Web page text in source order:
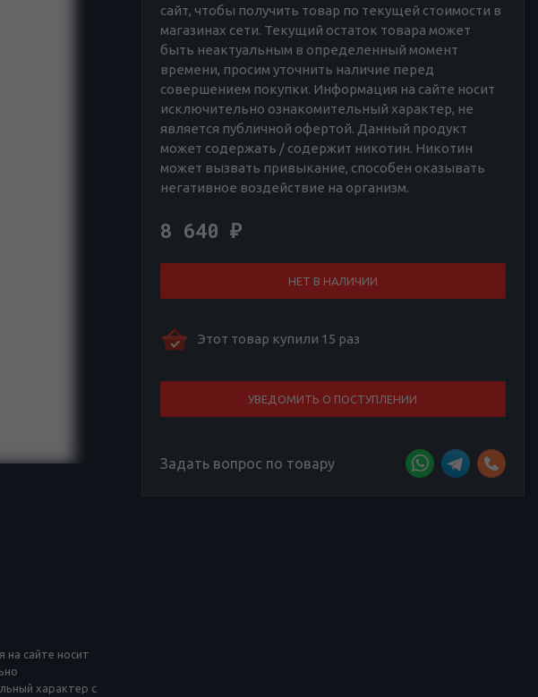
сайт, чтобы получить товар по текущей стоимости в
магазинах сети. Текущий остаток товара может
быть неактуальным в определенный момент
времени, просим уточнить наличие перед
совершением покупки. Информация на сайте носит
исключительно ознакомительный характер, не
является публичной офертой. Данный продукт
может содержать / содержит никотин. Никотин
может вызвать привыкание, способен оказывать
негативное воздействие на организм.
8 640 ₽
НЕТ В НАЛИЧИИ
Этот товар купили 15 раз
УВЕДОМИТЬ О ПОСТУПЛЕНИИ
Задать вопрос по товару
сайте носит
характер с